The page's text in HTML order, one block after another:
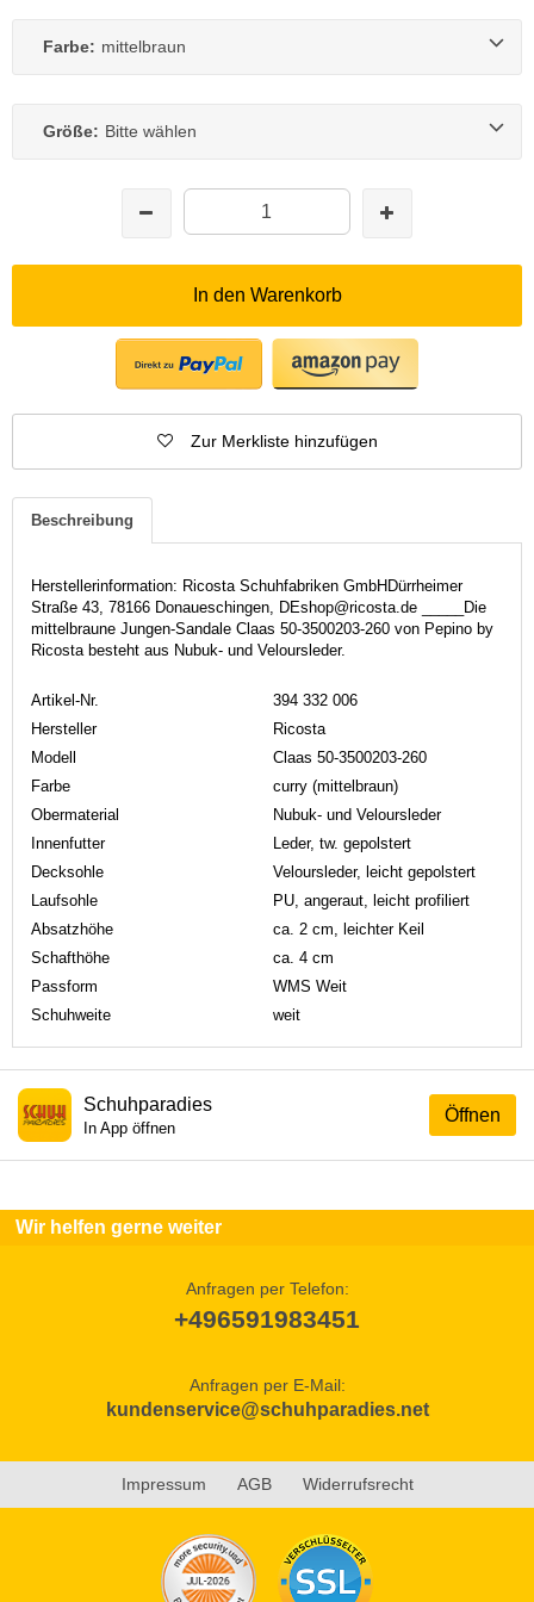
Farbe: mittelbraun
Größe: Bitte wählen
In den Warenkorb
Zur Merkliste hinzufügen
Beschreibung
Herstellerinformation: Ricosta Schuhfabriken GmbHDürrheimer
Straße 43, 78166 Donaueschingen, DEshop@ricosta.de _____Die
mittelbraune Jungen-Sandale Claas 50-3500203-260 von Pepino by
Ricosta besteht aus Nubuk- und Veloursleder.
Artikel-Nr.
394 332 006
Hersteller
Ricosta
Modell
Claas 50-3500203-260
Farbe
curry (mittelbraun)
Obermaterial
Nubuk- und Veloursleder
Innenfutter
Leder, tw. gepolstert
Decksohle
Veloursleder, leicht gepolstert
Laufsohle
PU, angeraut, leicht profiliert
Absatzhöhe
ca. 2 cm, leichter Keil
Schafthöhe
ca. 4 cm
Passform
WMS Weit
Schuhweite
weit
Öffnen
Schuhparadies
In App öffnen
Wir helfen gerne weiter
Anfragen per Telefon:
+496591983451
Anfragen per E-Mail:
kundenservice@schuhparadies.net
Impressum AGB Widerrufsrecht